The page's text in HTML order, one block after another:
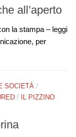
all’aperto
la stampa – leggi
per
SOCIETÀ /
/
IL PIZZINO